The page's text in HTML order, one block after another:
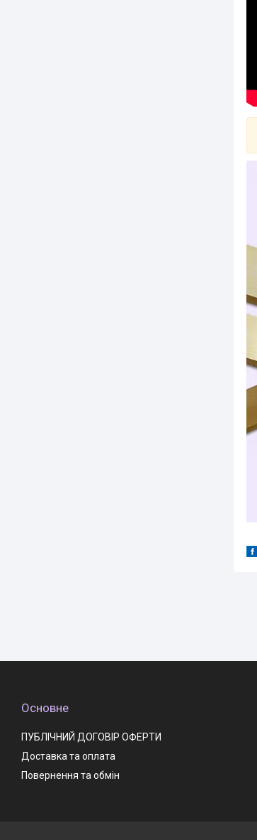
Основне
ПУБЛІЧНИЙ ДОГОВІР ОФЕРТИ
Доставка та оплата
Повернення та обмін